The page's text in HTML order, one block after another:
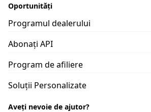
Oportunități
Programul dealerului
Abonați API
Program de afiliere
Soluții Personalizate
Aveți nevoie de ajutor?